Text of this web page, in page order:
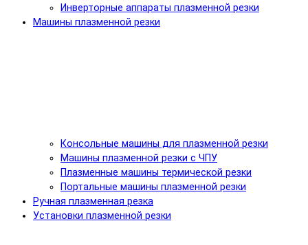
Инверторные аппараты плазменной резки
Машины плазменной резки
Консольные машины для плазменной резки
Машины плазменной резки с ЧПУ
Плазменные машины термической резки
Портальные машины плазменной резки
Ручная плазменная резка
Установки плазменной резки